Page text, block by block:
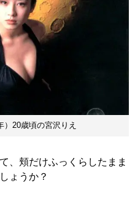
）20歳頃の宮沢りえ
頬だけふっくらしたまま
ょうか？